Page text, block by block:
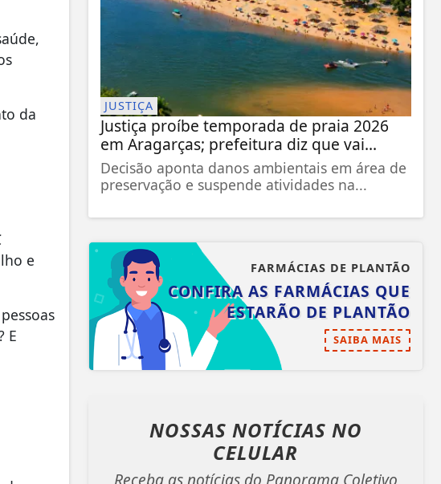
da
e
E
JUSTIÇA
Justiça proíbe temporada de praia 2026
em Aragarças; prefeitura diz que vai...
Decisão aponta danos ambientais em área de
preservação e suspende atividades na...
FARMÁCIAS DE PLANTÃO
CONFIRA AS FARMÁCIAS QUE
ESTARÃO DE PLANTÃO
SAIBA MAIS
NOSSAS NOTÍCIAS NO
CELULAR
Receba as notícias do Panorama Coletivo